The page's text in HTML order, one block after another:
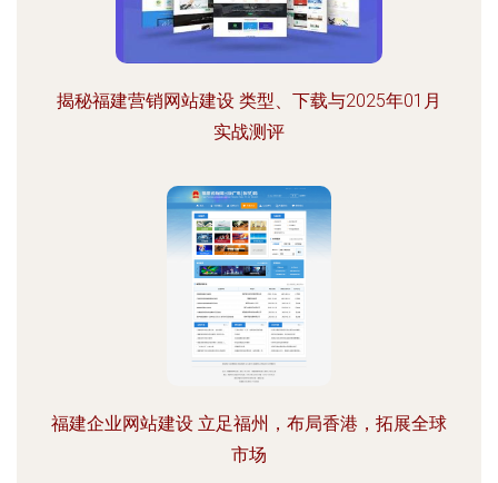
揭秘福建营销网站建设 类型、下载与2025年01月
实战测评
福建企业网站建设 立足福州，布局香港，拓展全球
市场